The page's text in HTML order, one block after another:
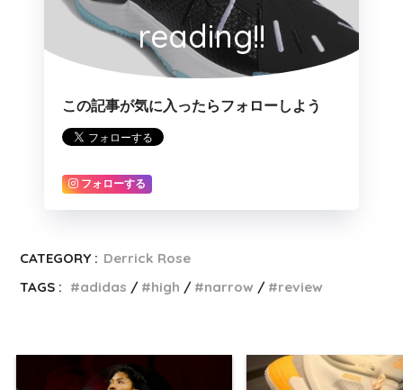
reading!!
この記事が気に入ったらフォローしよう
フォローする
CATEGORY : Derrick Rose
TAGS :
adidas high narrow review